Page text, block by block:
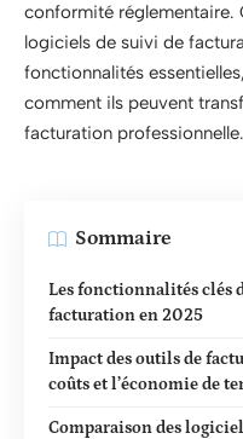
conformité réglementaire.
logiciels de suivi de
fonctionnalités
comment ils peuvent
facturation professionnelle.
Sommaire
Les fonctionnalités clés
facturation en 2025
Impact des outils de
coûts et l’économie de
Comparaison des